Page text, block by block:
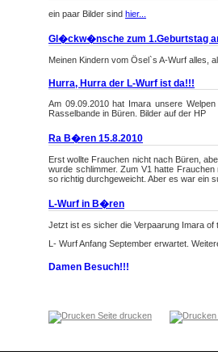
ein paar Bilder sind hier...
Gl�ckw�nsche zum 1.Geburtstag
Meinen Kindern vom Ösel`s A-Wurf alles,
Hurra, Hurra der L-Wurf ist da!!!
Am 09.09.2010 hat Imara unsere
Rasselbande in Büren. Bilder auf
Ra B�ren 15.8.2010
Erst wollte Frauchen nicht nach Büren,
wurde schlimmer. Zum V1 hatte
so richtig durchgeweicht. Aber es war ein
L-Wurf in B�ren
Jetzt ist es sicher die Verpaarung Imara
L- Wurf Anfang September erwartet.
Damen Besuch!!!
Keine Gnadeeeee!!!
Kündigung oder ich versuche es mal mit
Seite drucken